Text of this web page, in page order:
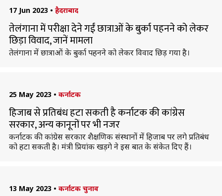
17 Jun 2023 • हैदराबाद
तेलंगाना में परीक्षा देने गईं छात्राओं के बुर्का पहनने को लेकर
छिड़ा विवाद, जानें मामला
तेलंगाना में छात्राओं के बुर्का पहनने को लेकर विवाद छिड़ गया है।
25 May 2023 • कर्नाटक
हिजाब से प्रतिबंध हटा सकती है कर्नाटक की कांग्रेस
सरकार, अन्य कानूनों पर भी नजर
कर्नाटक की कांग्रेस सरकार शैक्षणिक संस्थानों में हिजाब पर लगे प्रतिबंध
को हटा सकती है। मंत्री प्रियांक खड़गे ने इस बात के संकेत दिए हैं।
13 May 2023 • कर्नाटक चुनाव